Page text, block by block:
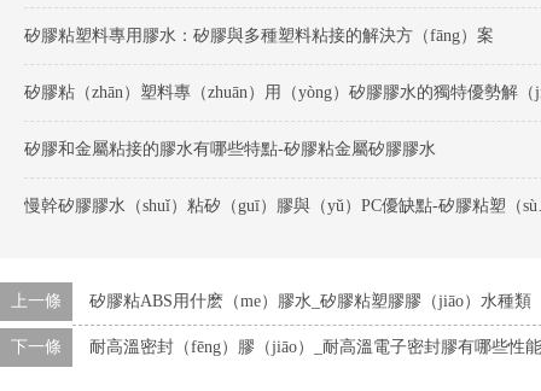
矽膠粘塑料專用膠水：矽膠與多種塑料粘接的解決方（fāng）案
矽膠和金屬粘接的膠水有哪些特點-矽膠粘金屬矽膠膠水
慢幹矽
上一條 矽膠粘ABS用什麽（me）膠水_矽膠粘塑膠膠（jiāo）水種類
下一條 耐高溫密封（fēng）膠（jiāo）_耐高溫電子密封膠有哪些性